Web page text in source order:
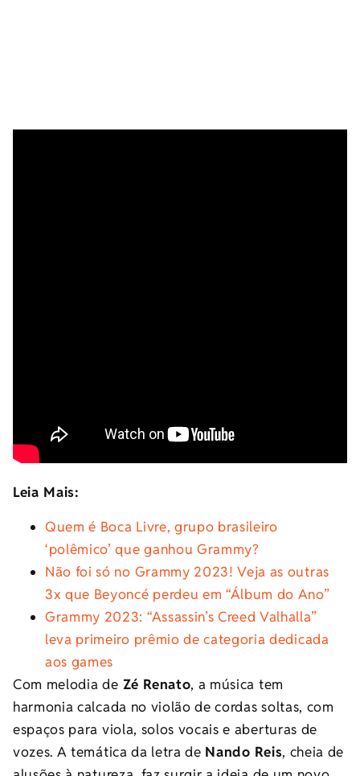
Leia Mais:
Quem é Boca Livre, grupo brasileiro
‘polêmico’ que ganhou Grammy?
Não foi só no Grammy 2023! Veja as outras
3x que Beyoncé perdeu em “Álbum do Ano”
Grammy 2023: “Assassin’s Creed Valhalla”
leva primeiro prêmio de categoria dedicada
aos games
Com melodia de Zé Renato, a música tem
harmonia calcada no violão de cordas soltas, com
espaços para viola, solos vocais e aberturas de
vozes. A temática da letra de Nando Reis, cheia de